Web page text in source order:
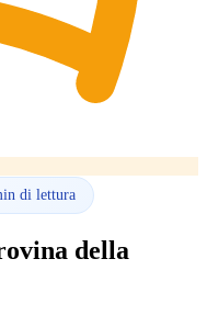
di lettura
della